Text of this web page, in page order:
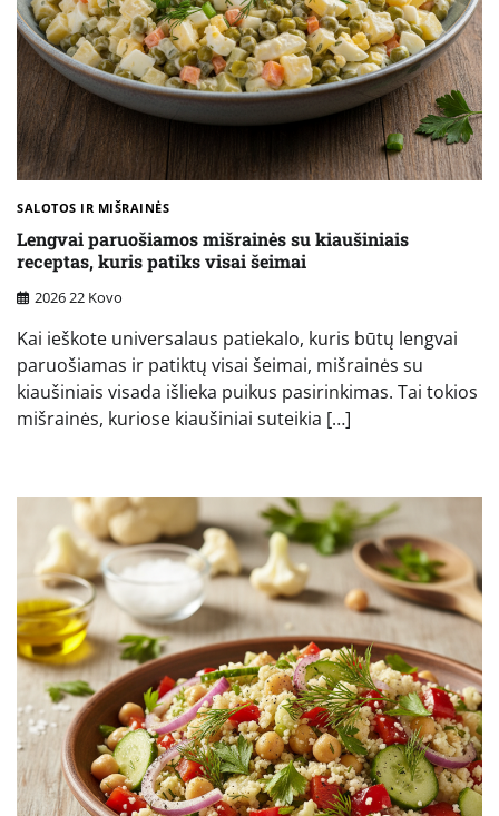
SALOTOS IR MIŠRAINĖS
Lengvai paruošiamos mišrainės su kiaušiniais
receptas, kuris patiks visai šeimai
2026 22 Kovo
Kai ieškote universalaus patiekalo, kuris būtų lengvai
paruošiamas ir patiktų visai šeimai, mišrainės su
kiaušiniais visada išlieka puikus pasirinkimas. Tai tokios
mišrainės, kuriose kiaušiniai suteikia […]